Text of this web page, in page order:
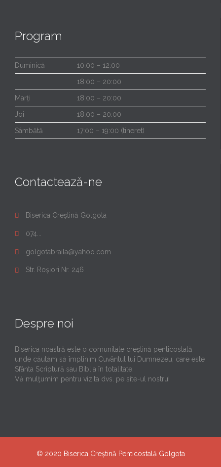
Program
Duminică 10:00 – 12:00
18:00 – 20:00
Marți 18:00 – 20:00
Joi 18:00 – 20:00
Sâmbătă 17:00 – 19:00 (tineret)
Contactează-ne
 Biserica Creștină Golgota
 074...
 golgotabraila@yahoo.com
 Str. Roșiori Nr. 246
Despre noi
Biserica noastră este o comunitate creştină penticostală
unde căutăm să împlinim Cuvântul lui Dumnezeu, care este
Sfânta Scriptură sau Biblia în totalitate.
Vă mulţumim pentru vizita dvs. pe site-ul nostru!
© 2020 Biserica Creștină Penticostală Golgota